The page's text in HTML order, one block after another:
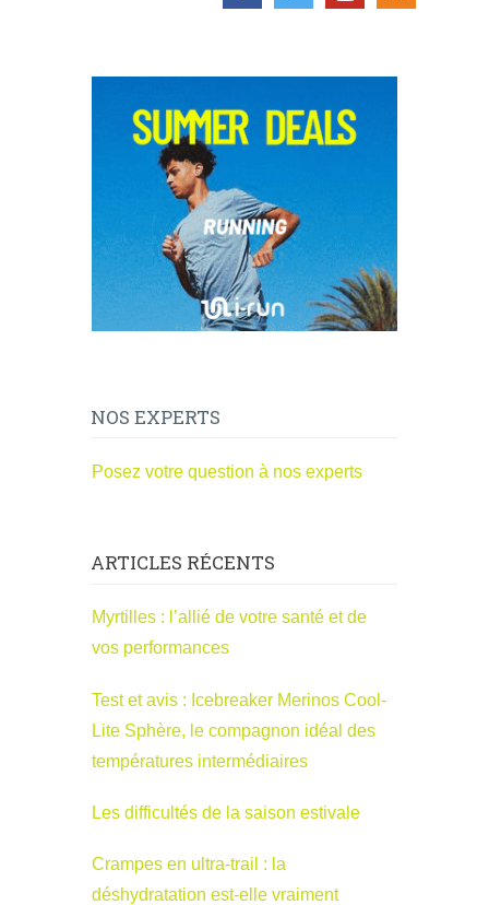
NOS EXPERTS
Posez votre question à nos experts
ARTICLES RÉCENTS
Myrtilles : l’allié de votre santé et de
vos performances
Test et avis : Icebreaker Merinos Cool-
Lite Sphère, le compagnon idéal des
températures intermédiaires
Les difficultés de la saison estivale
Crampes en ultra-trail : la
déshydratation est-elle vraiment